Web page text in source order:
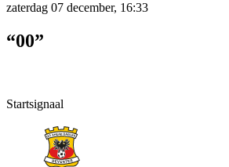
zaterdag 07 december, 16:33
“00”
Startsignaal